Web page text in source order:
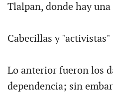
Tlalpan, donde hay
Cabecillas y "activistas"
Lo anterior fueron los
dependencia; sin